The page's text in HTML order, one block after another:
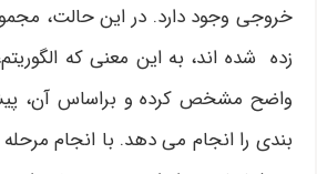
خروجی وجود دارد. در این حالت،
زده شده اند، به این معنی که
واضح مشخص کرده و براساس آن،
بندی را انجام می دهد. با انجام مرحله